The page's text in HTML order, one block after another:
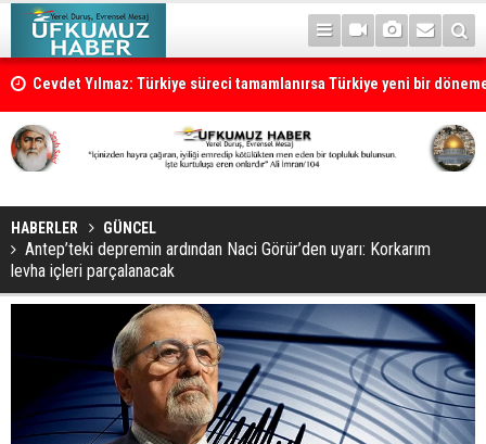
Cevdet Yılmaz: Türkiye süreci tamamlanırsa Türkiye yeni bir
HABERLER GÜNCEL
Antep’teki depremin ardından Naci Görür’den uyarı: Korkarım
levha içleri parçalanacak